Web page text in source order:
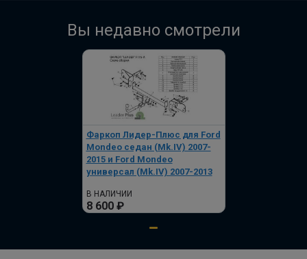
Вы недавно смотрели
Фаркоп Лидер-Плюс для Ford
Mondeo седан (Mk.IV) 2007-
2015 и Ford Mondeo
универсал (Mk.IV) 2007-2013
В НАЛИЧИИ
8 600 ₽